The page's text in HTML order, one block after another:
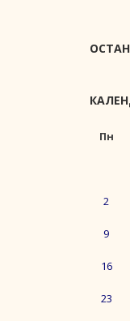
Пн
2
9
16
23